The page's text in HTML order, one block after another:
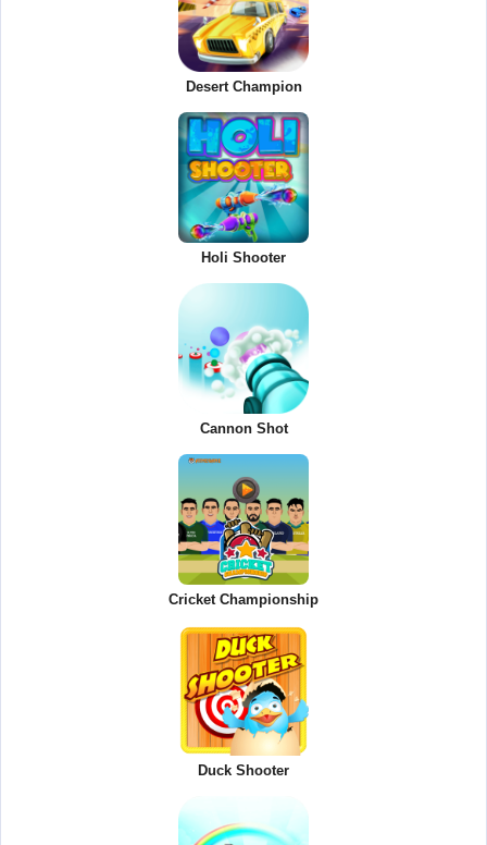
Desert Champion
Holi Shooter
Cannon Shot
Cricket Championship
Duck Shooter